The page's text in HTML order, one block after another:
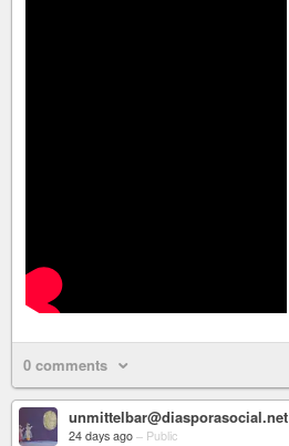
0 comments
unmittelbar@diasporasocial.net
24 days ago – Public